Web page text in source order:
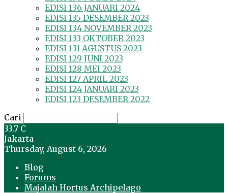
EDISI 136 JANUARI 2024
EDISI 135 DESEMBER 2023
EDISI 134 NOVEMBER 2023
EDISI 133 OKTOBER 2023
EDISI 131 AGUSTUS 2023
EDISI 129 JUNI 2023
EDISI 128 MEI 2023
EDISI 127 APRIL 2023
EDISI 124 JANUARI 2023
EDISI 123 DESEMBER 2022
Cari
33.7 C
Jakarta
Thursday, August 6, 2026
Blog
Forums
Majalah Hortus Archipelago